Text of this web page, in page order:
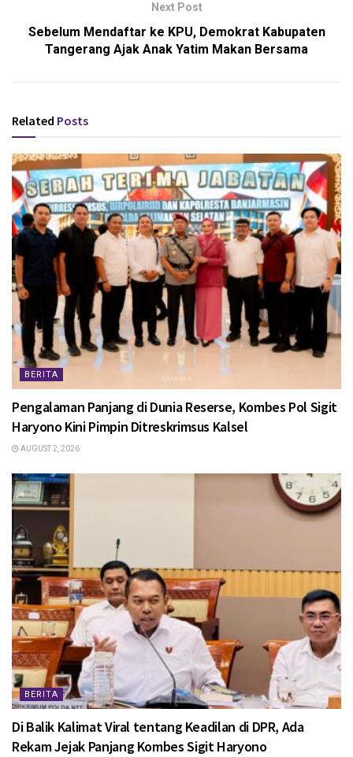
Next Post
Sebelum Mendaftar ke KPU, Demokrat Kabupaten
Tangerang Ajak Anak Yatim Makan Bersama
Related Posts
BERITA
Pengalaman Panjang di Dunia Reserse, Kombes Pol Sigit
Haryono Kini Pimpin Ditreskrimsus Kalsel
AUGUST 2, 2026
BERITA
Di Balik Kalimat Viral tentang Keadilan di DPR, Ada
Rekam Jejak Panjang Kombes Sigit Haryono